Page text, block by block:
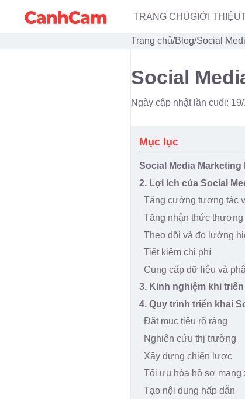
TRANG CHỦGIỚI THIỆU
Trang chủ/Blog/Social
Social
Ngày cập nhật lần cuối:
Mục lục
Social Media Marketing
2. Lợi ích của Social
Tăng cường tương tác
Tăng nhận thức thương
Theo dõi và đo lường
Tiết kiệm chi phí
Cung cấp dữ liệu và
3. Kinh nghiệm khi
4. Quy trình triển khai
Đặt mục tiêu rõ ràng
Nghiên cứu thị trường
Xây dựng chiến lược
Tối ưu hóa hồ sơ mạng
Tạo nội dung hấp dẫn